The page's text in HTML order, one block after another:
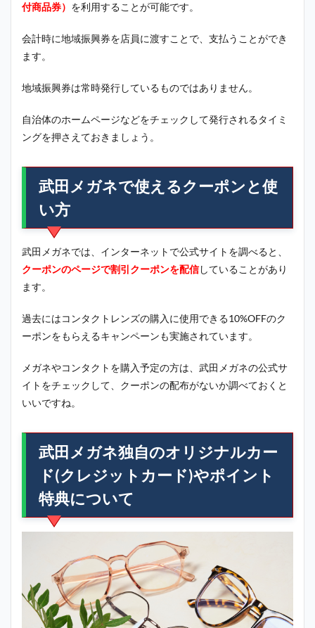
付商品券） を利用することが可能です。
会計時に地域振興券を店員に渡すことで、支払うことができ
ます。
地域振興券は常時発行しているものではありません。
自治体のホームページなどをチェックして発行されるタイミ
ングを押さえておきましょう。
武田メガネで使えるクーポンと使
い方
武田メガネでは、インターネットで公式サイトを調べると、
クーポンのページで割引クーポンを配信していることがあり
ます。
過去にはコンタクトレンズの購入に使用できる10%OFFのク
ーポンをもらえるキャンペーンも実施されています。
メガネやコンタクトを購入予定の方は、武田メガネの公式サ
イトをチェックして、クーポンの配布がないか調べておくと
いいですね。
武田メガネ独自のオリジナルカー
ド(クレジットカード)やポイント
特典について